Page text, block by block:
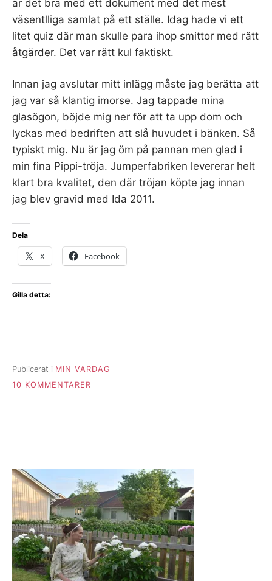
är det bra med ett dokument med det mest
väsentlliga samlat på ett ställe. Idag hade vi ett
litet quiz där man skulle para ihop smittor med rätt
åtgärder. Det var rätt kul faktiskt.
Innan jag avslutar mitt inlägg måste jag berätta att
jag var så klantig imorse. Jag tappade mina
glasögon, böjde mig ner för att ta upp dom och
lyckas med bedriften att slå huvudet i bänken. Så
typiskt mig. Nu är jag öm på pannan men glad i
min fina Pippi-tröja. Jumperfabriken levererar helt
klart bra kvalitet, den där tröjan köpte jag innan
jag blev gravid med Ida 2011.
Dela
X Facebook
Gilla detta:
Publicerat i MIN VARDAG
10 KOMMENTARER